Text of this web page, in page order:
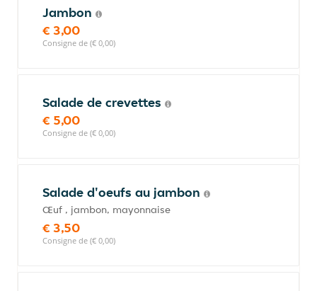
Jambon
€ 3,00
Consigne de (€ 0,00)
Salade de crevettes
€ 5,00
Consigne de (€ 0,00)
Salade d'oeufs au jambon
Œuf , jambon, mayonnaise
€ 3,50
Consigne de (€ 0,00)